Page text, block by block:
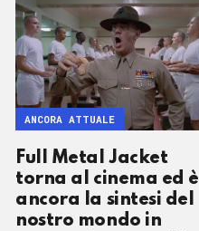
Full Metal Jacket
torna al cinema ed è
ancora la sintesi del
nostro mondo in
ANCORA ATTUALE